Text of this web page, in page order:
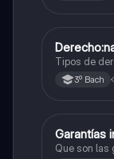
Ética y
Tipos de
3º Bach
Ética y
Garantías
Que son las